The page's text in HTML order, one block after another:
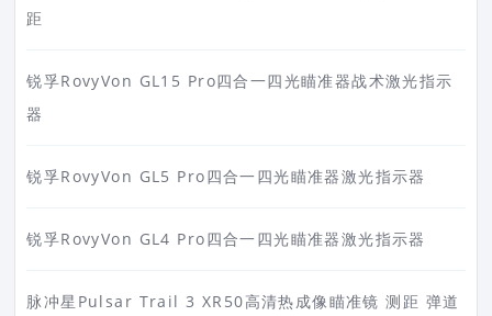
距
锐孚RovyVon GL15 Pro四合一四光瞄准器战术激光指示
器
锐孚RovyVon GL5 Pro四合一四光瞄准器激光指示器
锐孚RovyVon GL4 Pro四合一四光瞄准器激光指示器
脉冲星Pulsar Trail 3 XR50高清热成像瞄准镜 测距 弹道